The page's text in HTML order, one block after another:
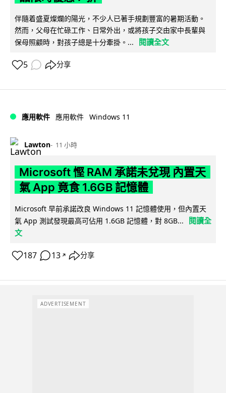
伴隨着盛夏燦爛的陽光，不少人已著手規劃豐富的暑期活動。
然而，父母在忙碌工作、日常外出，或將孩子交由家中長輩與
保母照顧時，對孩子總是十分牽掛。...
閱讀全文
5 分享
應用軟件 應用軟件 Windows 11
Lawton 11 小時
Microsoft 慳 RAM 承諾未兌現 內置天
氣 App 竟食 1.6GB 記憶體
Microsoft 早前承諾改良 Windows 11 記憶體使用，但內置天
氣 App 測試發現最高可佔用 1.6GB 記憶體，對 8GB...
閱讀全
文
187 13 ↗ 分享
ADVERTISEMENT